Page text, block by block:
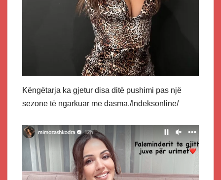
Këngëtarja ka gjetur disa ditë pushimi pas një
sezone të ngarkuar me dasma./Indeksonline/